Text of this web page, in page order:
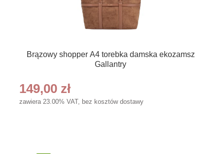
Brązowy shopper A4 torebka damska ekozamsz
Gallantry
149,00 zł
zawiera 23.00% VAT, bez kosztów dostawy